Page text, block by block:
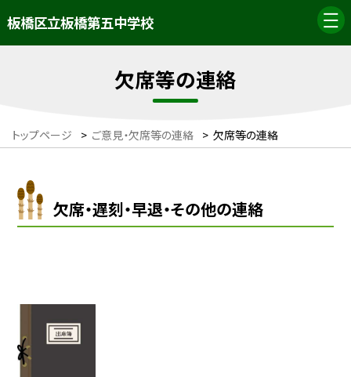
板橋区立板橋第五中学校
欠席等の連絡
トップページ > ご意見・欠席等の連絡 > 欠席等の連絡
欠席・遅刻・早退・その他の連絡